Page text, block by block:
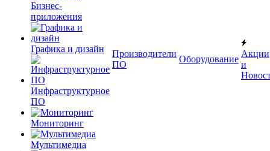
Бизнес-
приложения
Графика и дизайн
Инфраструктурное
ПО
Мониторинг
Мультимедиа
Производители
ПО
Оборудование
Акции
и